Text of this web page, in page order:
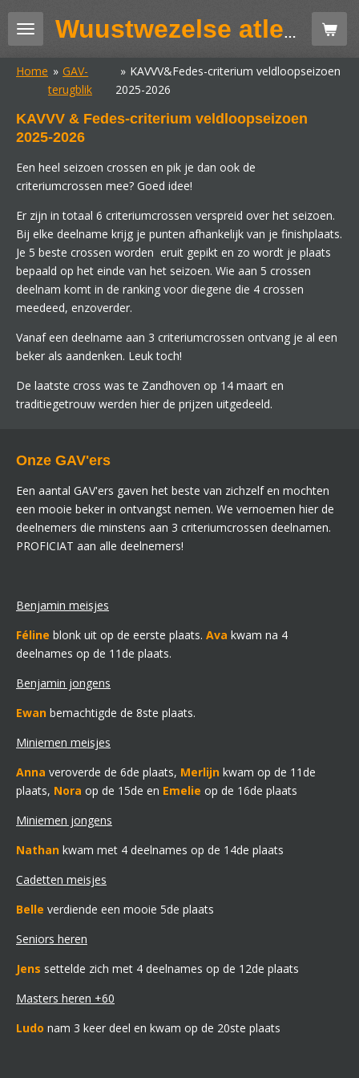
Ga
direct
de
hoofdinhoud
Wuustwezelse atletiekclub GAV
Home » GAV-
terugblik
» KAVVV&Fedes-criterium veldloopseizoen
2025-2026
KAVVV & Fedes-criterium veldloopseizoen
2025-2026
Een heel seizoen crossen en pik je dan ook de
criteriumcrossen mee? Goed idee!
Er zijn in totaal 6 criteriumcrossen verspreid over het seizoen.
Bij elke deelname krijg je punten afhankelijk van je finishplaats.
Je 5 beste crossen worden eruit gepikt en zo wordt je plaats
bepaald op het einde van het seizoen. Wie aan 5 crossen
deelnam komt in de ranking voor diegene die 4 crossen
meedeed, enzoverder.
Vanaf een deelname aan 3 criteriumcrossen ontvang je al een
beker als aandenken. Leuk toch!
De laatste cross was te Zandhoven op 14 maart en
traditiegetrouw werden hier de prijzen uitgedeeld.
Onze GAV'ers
Een aantal GAV'ers gaven het beste van zichzelf en mochten
een mooie beker in ontvangst nemen. We vernoemen hier de
deelnemers die minstens aan 3 criteriumcrossen deelnamen.
PROFICIAT aan alle deelnemers!
Benjamin meisjes
Féline blonk uit op de eerste plaats. Ava kwam na 4
deelnames op de 11de plaats.
Benjamin jongens
Ewan bemachtigde de 8ste plaats.
Miniemen meisjes
Anna veroverde de 6de plaats, Merlijn kwam op de 11de
plaats, Nora op de 15de en Emelie op de 16de plaats
Miniemen jongens
Nathan kwam met 4 deelnames op de 14de plaats
Cadetten meisjes
Belle verdiende een mooie 5de plaats
Seniors heren
Jens settelde zich met 4 deelnames op de 12de plaats
Masters heren +60
Ludo nam 3 keer deel en kwam op de 20ste plaats